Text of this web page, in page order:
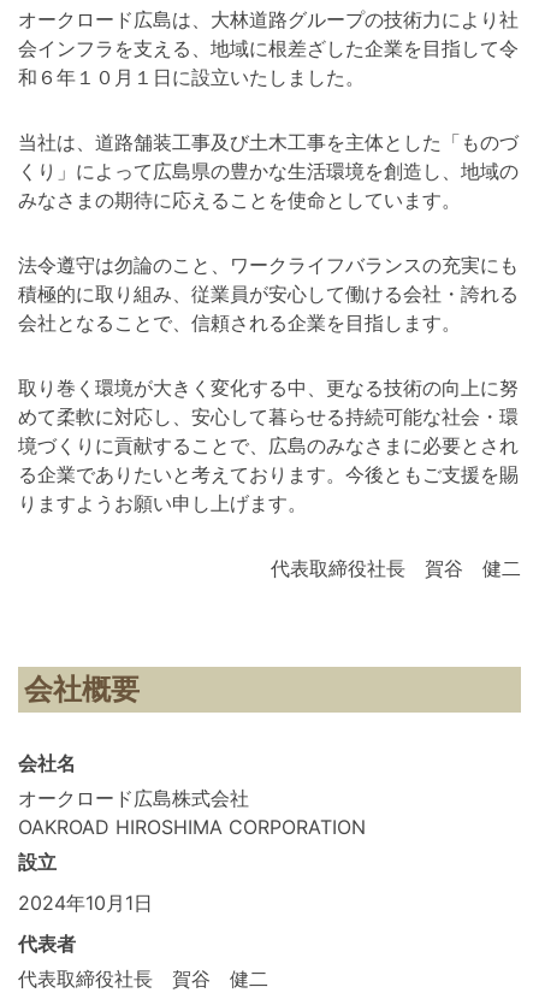
オークロード広島は、大林道路グループの技術力により社
会インフラを支える、地域に根差ざした企業を目指して令
和６年１０月１日に設立いたしました。
当社は、道路舗装工事及び土木工事を主体とした「ものづ
くり」によって広島県の豊かな生活環境を創造し、地域の
みなさまの期待に応えることを使命としています。
法令遵守は勿論のこと、ワークライフバランスの充実にも
積極的に取り組み、従業員が安心して働ける会社・誇れる
会社となることで、信頼される企業を目指します。
取り巻く環境が大きく変化する中、更なる技術の向上に努
めて柔軟に対応し、安心して暮らせる持続可能な社会・環
境づくりに貢献することで、広島のみなさまに必要とされ
る企業でありたいと考えております。今後ともご支援を賜
りますようお願い申し上げます。
代表取締役社長 賀谷 健二
会社概要
会社名
オークロード広島株式会社
OAKROAD HIROSHIMA CORPORATION
設立
2024年10月1日
代表者
代表取締役社長 賀谷 健二